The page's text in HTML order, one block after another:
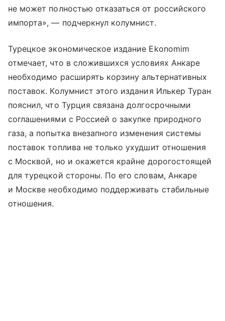
не может полностью отказаться от российского
импорта», — подчеркнул колумнист.
Турецкое экономическое издание Ekonomim
отмечает, что в сложившихся условиях Анкаре
необходимо расширять корзину альтернативных
поставок. Колумнист этого издания Илькер Туран
пояснил, что Турция связана долгосрочными
соглашениями с Россией о закупке природного
газа, а попытка внезапного изменения системы
поставок топлива не только ухудшит отношения
с Москвой, но и окажется крайне дорогостоящей
для турецкой стороны. По его словам, Анкаре
и Москве необходимо поддерживать стабильные
отношения.